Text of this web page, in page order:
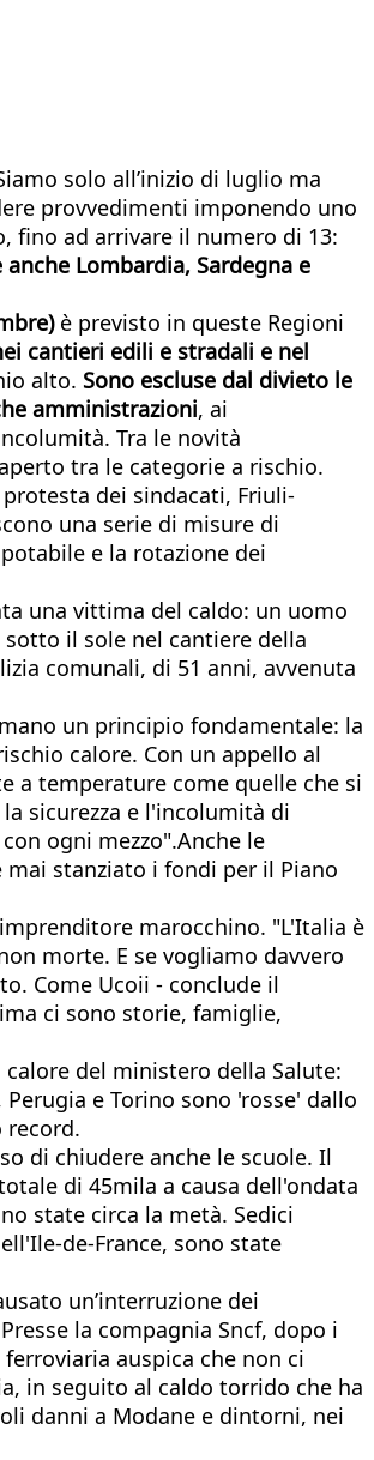
solo all’inizio di luglio ma
provvedimenti imponendo uno
fino ad arrivare il numero di 13:
Lombardia, Sardegna e
è previsto in queste Regioni
cantieri edili e stradali e nel
alto. Sono escluse dal divieto le
amministrazioni, ai
Tra le novità
tra le categorie a rischio.
dei sindacati, Friuli-
una serie di misure di
e la rotazione dei
una vittima del caldo: un uomo
il sole nel cantiere della
comunali, di 51 anni, avvenuta
un principio fondamentale: la
calore. Con un appello al
a temperature come quelle che si
sicurezza e l'incolumità di
ogni mezzo".Anche le
stanziato i fondi per il Piano
marocchino. "L'Italia è
morte. E se vogliamo davvero
Come Ucoii - conclude il
ci sono storie, famiglie,
del ministero della Salute:
e Torino sono 'rosse' dallo
record.
di chiudere anche le scuole. Il
di 45mila a causa dell'ondata
state circa la metà. Sedici
de-France, sono state
un’interruzione dei
la compagnia Sncf, dopo i
auspica che non ci
in seguito al caldo torrido che ha
danni a Modane e dintorni, nei